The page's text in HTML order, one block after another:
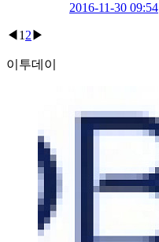
2016-11-30 09:54
◀ 1 2 ▶
이투데이